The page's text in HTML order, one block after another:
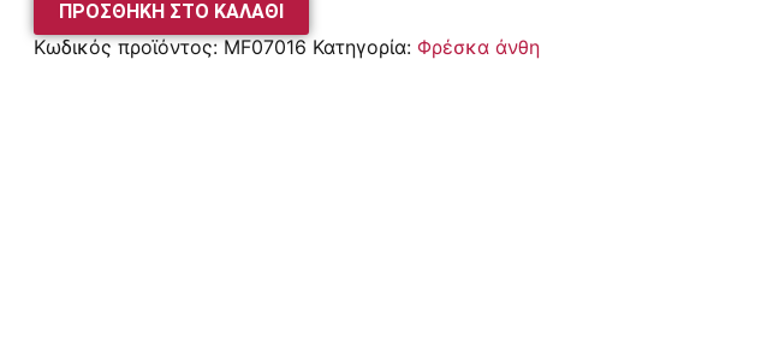
ΠΡΟΣΘΉΚΗ ΣΤΟ ΚΑΛΆΘΙ
Κωδικός προϊόντος:MF07016 Κατηγορία:Φρέσκα άνθη